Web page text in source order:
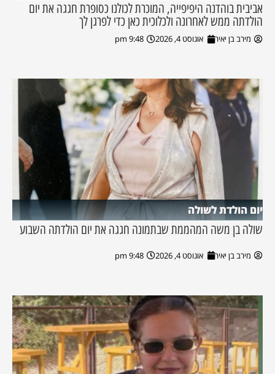
אביבית בוהדנה היפיפייה, המוכרת לכולנו כסופרת חגגה את יום
הולדתה ממש לאחרונה ולכלוכית כאן כדי לפרגן לך
מירב בן יאיר אוגוסט 4, 2026 9:48 pm
יום הולדת לשולה
שולה בן משה המהממת שבתמונה חגגה את יום הולדתה השבוע
מירב בן יאיר אוגוסט 4, 2026 9:48 pm